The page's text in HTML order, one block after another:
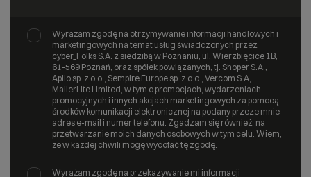
Wyrażam zgodę na otrzymywanie informacji handlowych i
marketingowych na temat usług świadczonych przez
cyber_Folks S.A. z siedzibą w Poznaniu, ul. Wierzbięcice 1B,
61-569 Poznań, oraz spółek powiązanych, tj. Shoper S.A.,
Apilo sp. z o.o., Sempire Europe sp. z o.o., Vercom S.A,
MailerLite Limited, w tym o promocjach, wydarzeniach
promocyjnych i innych akcjach marketingowych za pomocą
środków komunikacji elektronicznej na podany przeze mnie
adres e-mail i numer telefonu. Zgadzam się również, na
przetwarzanie moich danych osobowych w tym celu. Wiem,
że w każdej chwili mogę wycofać tę zgodę.
Wyrażam zgodę na przekazywanie mi informacji